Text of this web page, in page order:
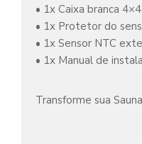
• 1x Caixa branca 4×4
• 1x Protetor do
• 1x Sensor NTC
• 1x Manual de
Transforme sua